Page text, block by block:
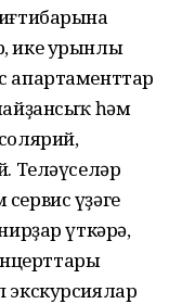
ике урынлы
апартаменттар
һәм
Теләүселәр
үҙәге
үткәрә,
экскурсиялар